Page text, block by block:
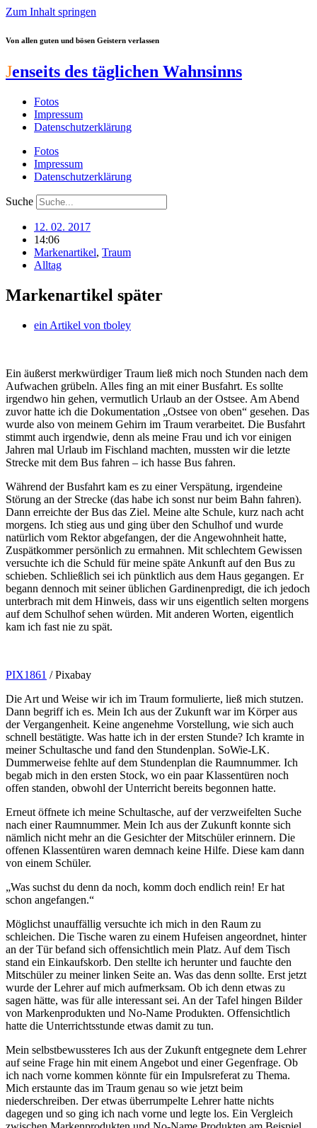
Zum Inhalt springen
Von allen guten und bösen Geistern verlassen
Jenseits des täglichen Wahnsinns
Fotos
Impressum
Datenschutzerklärung
Fotos
Impressum
Datenschutzerklärung
Suche
12. 02. 2017
14:06
Markenartikel, Traum
Alltag
Markenartikel später
ein Artikel von tboley
Ein äußerst merkwürdiger Traum ließ mich noch Stunden nach dem
Aufwachen grübeln. Alles fing an mit einer Busfahrt. Es sollte
irgendwo hin gehen, vermutlich Urlaub an der Ostsee. Am Abend
zuvor hatte ich die Dokumentation „Ostsee von oben“ gesehen. Das
wurde also von meinem Gehirn im Traum verarbeitet. Die Busfahrt
stimmt auch irgendwie, denn als meine Frau und ich vor einigen
Jahren mal Urlaub im Fischland machten, mussten wir die letzte
Strecke mit dem Bus fahren – ich hasse Bus fahren.
Während der Busfahrt kam es zu einer Verspätung, irgendeine
Störung an der Strecke (das habe ich sonst nur beim Bahn fahren).
Dann erreichte der Bus das Ziel. Meine alte Schule, kurz nach acht
morgens. Ich stieg aus und ging über den Schulhof und wurde
natürlich vom Rektor abgefangen, der die Angewohnheit hatte,
Zuspätkommer persönlich zu ermahnen. Mit schlechtem Gewissen
versuchte ich die Schuld für meine späte Ankunft auf den Bus zu
schieben. Schließlich sei ich pünktlich aus dem Haus gegangen. Er
begann dennoch mit seiner üblichen Gardinenpredigt, die ich jedoch
unterbrach mit dem Hinweis, dass wir uns eigentlich selten morgens
auf dem Schulhof sehen würden. Mit anderen Worten, eigentlich
kam ich fast nie zu spät.
PIX1861 / Pixabay
Die Art und Weise wir ich im Traum formulierte, ließ mich stutzen.
Dann begriff ich es. Mein Ich aus der Zukunft war im Körper aus
der Vergangenheit. Keine angenehme Vorstellung, wie sich auch
schnell bestätigte. Was hatte ich in der ersten Stunde? Ich kramte in
meiner Schultasche und fand den Stundenplan. SoWie-LK.
Dummerweise fehlte auf dem Stundenplan die Raumnummer. Ich
begab mich in den ersten Stock, wo ein paar Klassentüren noch
offen standen, obwohl der Unterricht bereits begonnen hatte.
Erneut öffnete ich meine Schultasche, auf der verzweifelten Suche
nach einer Raumnummer. Mein Ich aus der Zukunft konnte sich
nämlich nicht mehr an die Gesichter der Mitschüler erinnern. Die
offenen Klassentüren waren demnach keine Hilfe. Diese kam dann
von einem Schüler.
„Was suchst du denn da noch, komm doch endlich rein! Er hat
schon angefangen.“
Möglichst unauffällig versuchte ich mich in den Raum zu
schleichen. Die Tische waren zu einem Hufeisen angeordnet, hinter
an der Tür befand sich offensichtlich mein Platz. Auf dem Tisch
stand ein Einkaufskorb. Den stellte ich herunter und fauchte den
Mitschüler zu meiner linken Seite an. Was das denn sollte. Erst jetzt
wurde der Lehrer auf mich aufmerksam. Ob ich denn etwas zu
sagen hätte, was für alle interessant sei. An der Tafel hingen Bilder
von Markenprodukten und No-Name Produkten. Offensichtlich
hatte die Unterrichtsstunde etwas damit zu tun.
Mein selbstbewussteres Ich aus der Zukunft entgegnete dem Lehrer
auf seine Frage hin mit einem Angebot und einer Gegenfrage. Ob
ich nach vorne kommen könnte für ein Impulsreferat zu Thema.
Mich erstaunte das im Traum genau so wie jetzt beim
niederschreiben. Der etwas überrumpelte Lehrer hatte nichts
dagegen und so ging ich nach vorne und legte los. Ein Vergleich